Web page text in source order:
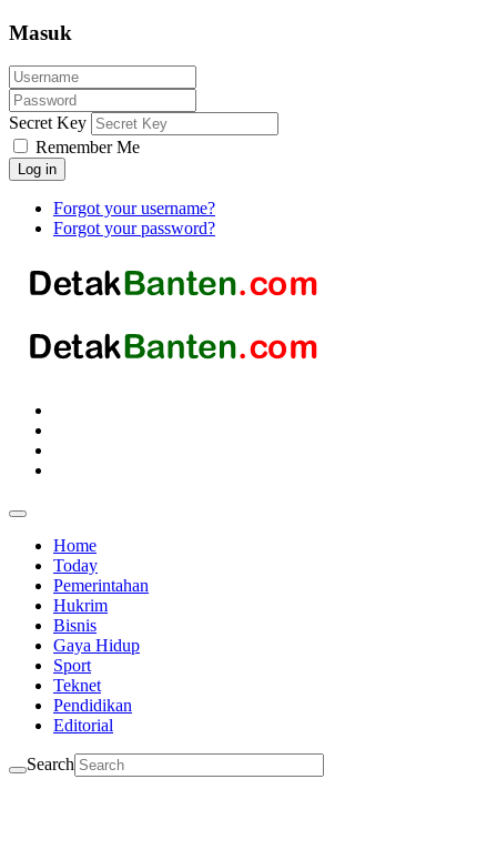
Masuk
Secret Key
Remember Me
Log in
Forgot your username?
Forgot your password?
Home
Today
Pemerintahan
Hukrim
Bisnis
Gaya Hidup
Sport
Teknet
Pendidikan
Editorial
Search